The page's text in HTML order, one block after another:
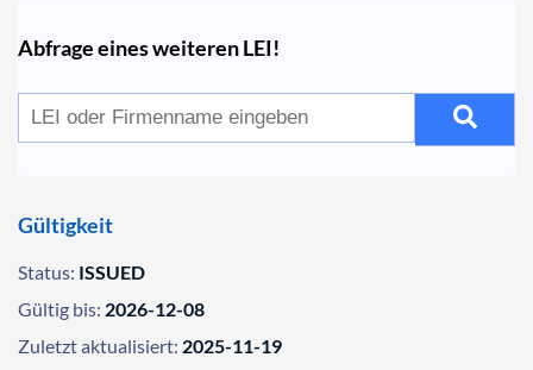
Abfrage eines weiteren LEI!
Gültigkeit
Status: ISSUED
Gültig bis: 2026-12-08
Zuletzt aktualisiert: 2025-11-19